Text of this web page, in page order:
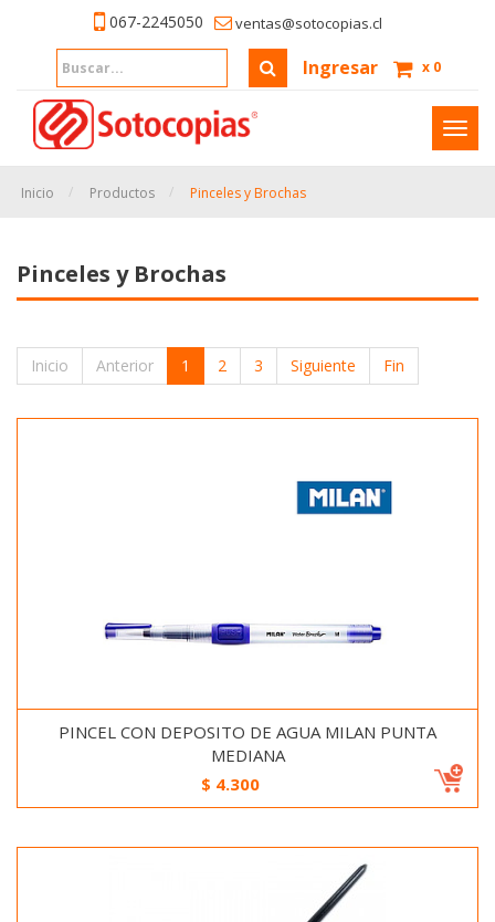
067-2245050 ventas@sotocopias.cl
Ingresar x 0
Inicio Productos Pinceles y Brochas
Pinceles y Brochas
Inicio Anterior 1 2 3 Siguiente Fin
PINCEL CON DEPOSITO DE AGUA MILAN PUNTA
MEDIANA
$ 4.300